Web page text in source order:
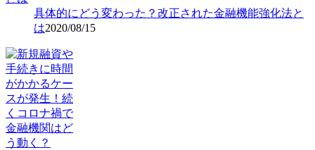
具体的にどう変わった？改正された金融機能強化法と
は2020/08/15